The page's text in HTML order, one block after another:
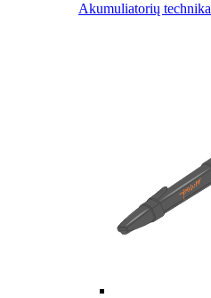
Akumuliatorių technika